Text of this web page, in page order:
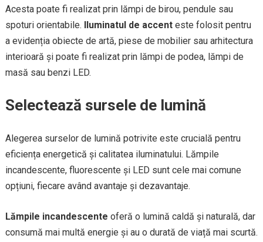
Acesta poate fi realizat prin lămpi de birou, pendule sau
spoturi orientabile.
Iluminatul de accenteste folosit pentru
a evidenția obiecte de artă, piese de mobilier sau arhitectura
interioară și poate fi realizat prin lămpi de podea, lămpi de
masă sau benzi LED.
Selectează sursele de lumină
Alegerea surselor de lumină potrivite este crucială pentru
eficiența energetică și calitatea iluminatului. Lămpile
incandescente, fluorescente și LED sunt cele mai comune
opțiuni, fiecare având avantaje și dezavantaje.
Lămpile incandescente oferă o lumină caldă și naturală, dar
consumă mai multă energie și au o durată de viață mai scurtă.